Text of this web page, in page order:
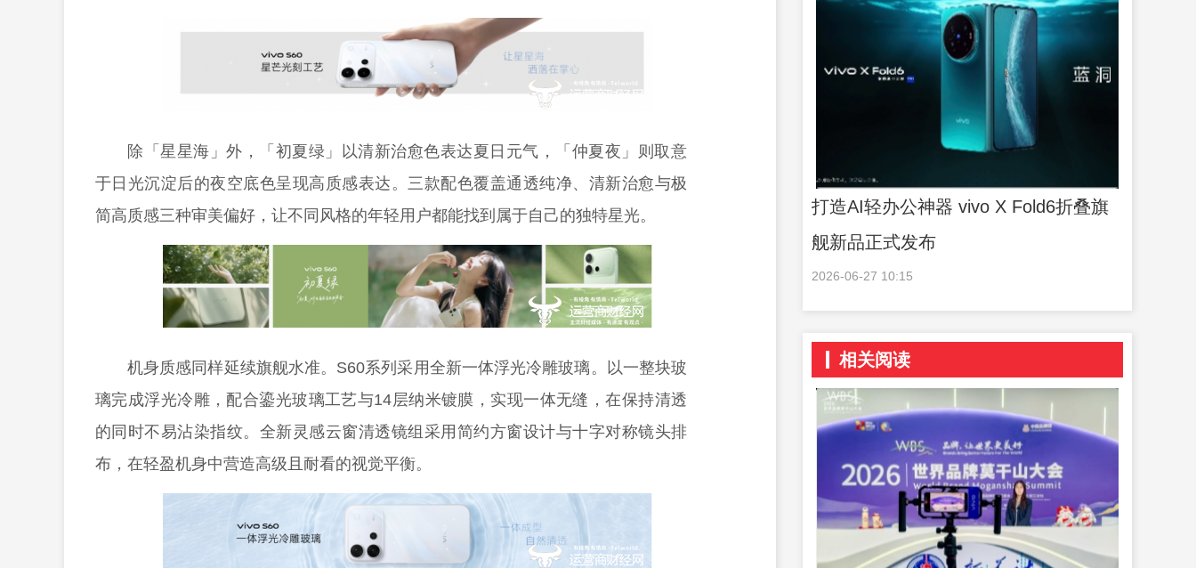
除「星星海」外，「初夏绿」以清新治愈色表达夏日元气，「仲夏夜」则取意
于日光沉淀后的夜空底色呈现高质感表达。三款配色覆盖通透纯净、清新治愈与极
简高质感三种审美偏好，让不同风格的年轻用户都能找到属于自己的独特星光。
机身质感同样延续旗舰水准。S60系列采用全新一体浮光冷雕玻璃。以一整块玻
璃完成浮光冷雕，配合鎏光玻璃工艺与14层纳米镀膜，实现一体无缝，在保持清透
的同时不易沾染指纹。全新灵感云窗清透镜组采用简约方窗设计与十字对称镜头排
布，在轻盈机身中营造高级且耐看的视觉平衡。
打造AI轻办公神器 vivo X Fold6折叠旗
舰新品正式发布
2026-06-27 10:15
相关阅读